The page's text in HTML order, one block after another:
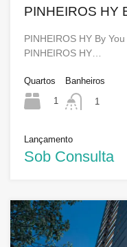
PINHEIROS HY
PINHEIROS HY By
PINHEIROS HY…
Quartos
1
Banheiros
1
Lançamento
Sob Consulta